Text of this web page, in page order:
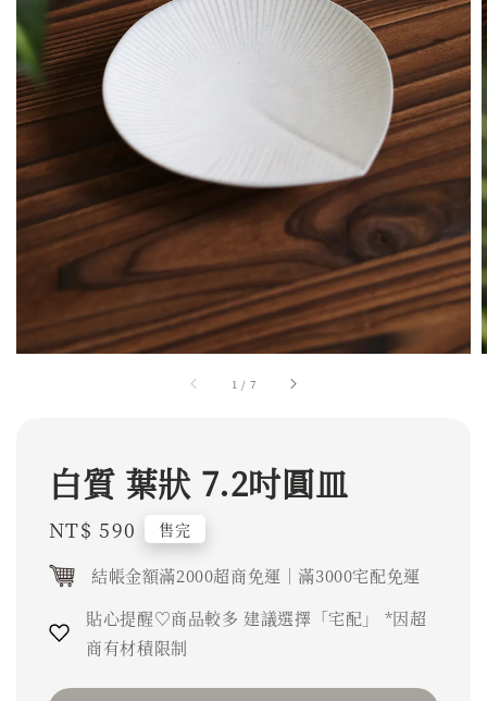
1 / 7
白質 葉狀 7.2吋圓皿
Regular
price
NT$ 590 售完
結帳金額滿2000超商免運｜滿3000宅配免運
貼心提醒♡商品較多 建議選擇「宅配」 *因超
商有材積限制